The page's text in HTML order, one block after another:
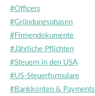
#Officers
#Gründungsphasen
#Firmendokumente
#Jährliche Pflichten
#Steuern in den USA
#US-Steuerformulare
#Bankkonten & Payments